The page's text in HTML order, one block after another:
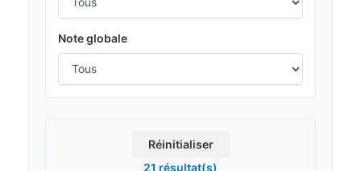
Note globale
Réinitialiser
21 résultat(s)